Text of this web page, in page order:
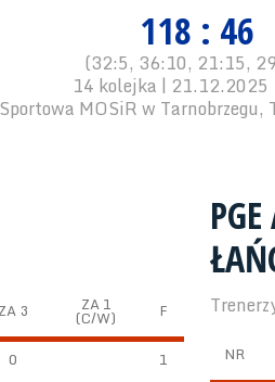
118 : 46
(32:5, 36:10, 21:15,
14 kolejka | 21.12.2025
MOSiR w Tarnobrzegu,
ZA 3 ZA 1
(C/W) F
0
1
NR